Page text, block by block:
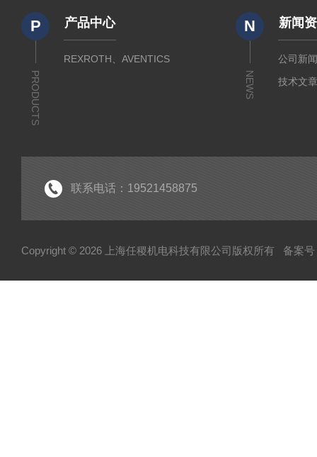
P
PRODUCTS
产品中心
REXROTH、AVENTICS
N
NEWS
新闻
公司新
技术文
联系电话：19521458875
Copyright © 2026 上海任稷机电科技有限公司版权所有 备案号